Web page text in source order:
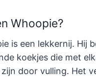
Whoopie?
is een lekkernij. Hij
koekjes die met
door vulling. Het